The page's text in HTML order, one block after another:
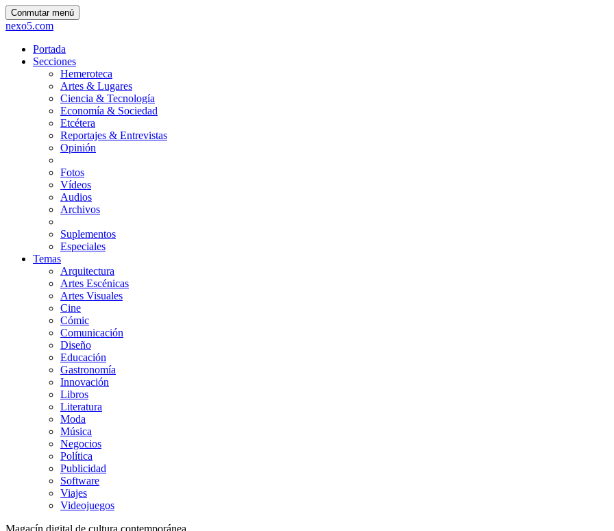
Conmutar menú
nexo5.com
Portada
Secciones
Hemeroteca
Artes & Lugares
Ciencia & Tecnología
Economía & Sociedad
Etcétera
Reportajes & Entrevistas
Opinión
Fotos
Vídeos
Audios
Archivos
Suplementos
Especiales
Temas
Arquitectura
Artes Escénicas
Artes Visuales
Cine
Cómic
Comunicación
Diseño
Educación
Gastronomía
Innovación
Libros
Literatura
Moda
Música
Negocios
Política
Publicidad
Software
Viajes
Videojuegos
Magacín digital de cultura contemporánea